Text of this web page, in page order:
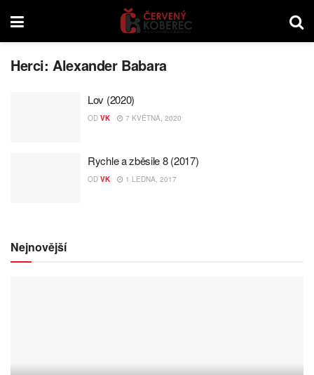
Herci:Alexander Babara
Lov (2020)
OD VK 7 KVĚTNA, 2020
Rychle a zběsile 8 (2017)
OD VK 1 LEDNA, 2017
Nejnovější